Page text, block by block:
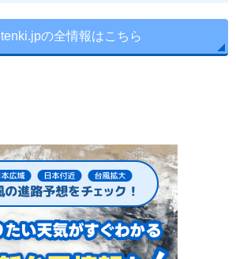
tenki.jpの全情報はこちら